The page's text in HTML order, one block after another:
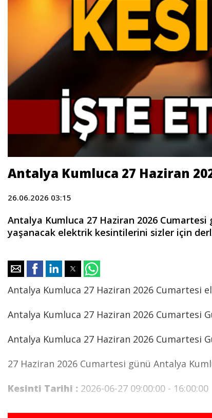
Antalya Kumluca 27 Haziran
26.06.2026 03:15
Antalya Kumluca 27 Haziran 2026
yaşanacak elektrik kesintilerini sizler için
Antalya Kumluca 27 Haziran 2026
Antalya Kumluca 27 Haziran 2026 Cumartesi
Antalya Kumluca 27 Haziran 2026
27 Haziran 2026 Cumartesi günü Antalya
Kesinti Tarihi : 2026-06-27 09:00:00 - 16:00:00
Planlı Kesintiden Etkilenen Cadde / Sokak